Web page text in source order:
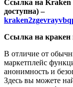
Ссылка на
доступна) –
Ссылка на кракен
В отличие от
маркетплейс
анонимность и
Здесь вы можете